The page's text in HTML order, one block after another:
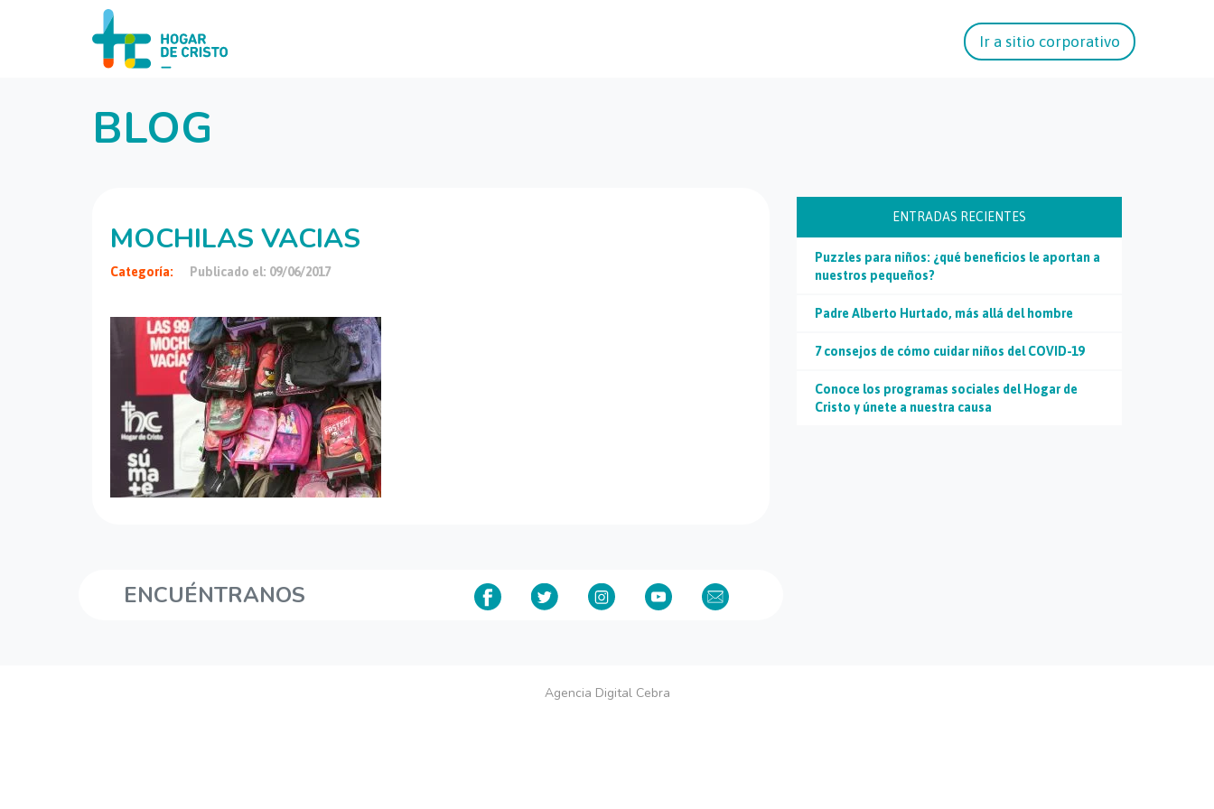
Ir a sitio corporativo
BLOG
MOCHILAS VACIAS
Categoría: Publicado el: 09/06/2017
ENTRADAS RECIENTES
Puzzles para niños: ¿qué beneficios le aportan a
nuestros pequeños?
Padre Alberto Hurtado, más allá del hombre
7 consejos de cómo cuidar niños del COVID-19
Conoce los programas sociales del Hogar de
Cristo y únete a nuestra causa
ENCUÉNTRANOS
Agencia Digital Cebra